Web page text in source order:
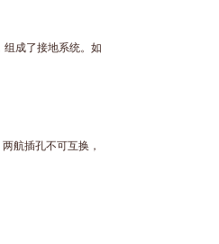
成了接地系统。如
航插孔不可互换，